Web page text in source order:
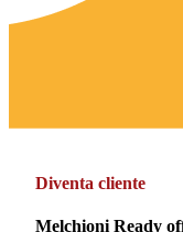
Diventa cliente
Melchioni Ready